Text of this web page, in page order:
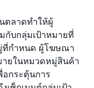
ตลาดทำให้ผู้
บกลุ่มเป้าหมายที่
ที่กำหนด ผู้โฆษณา
ายในหมวดหมู่สินค้า
กระตุ้นการ